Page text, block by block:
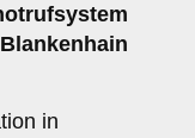
in